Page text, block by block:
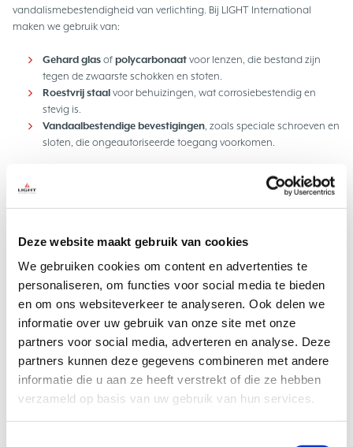
Deze website maakt gebruik van cookies
We gebruiken cookies om content en advertenties te
personaliseren, om functies voor social media te bieden
en om ons websiteverkeer te analyseren. Ook delen we
informatie over uw gebruik van onze site met onze
partners voor social media, adverteren en analyse. Deze
partners kunnen deze gegevens combineren met andere
informatie die u aan ze heeft verstrekt of die ze hebben
verzameld op basis van uw gebruik van hun services.
vandalismebestendigheid van verlichting. Bij LIGHT International
maken we gebruik van:
Gehard glas of polycarbonaat voor lenzen, die bestand zijn
tegen de zwaarste schokken en stoten.
Roestvrij staal voor behuizingen, wat corrosiebestendig en
stevig is.
Vandaalbestendige bevestigingen , zoals speciale schroeven en
sloten, die ongeautoriseerde toegang voorkomen.
Deze materiaalkeuzes zorgen voor een langere levensduur en
verminderen de frequentie van reparaties en vervangingen.
Integratie van slimme technologieën
Naast fysieke robuustheid, integreren we bij LIGHT International ook
Bewegingssensorendie verlichting activeren bij detectie van
beweging, wat ongewenst gedrag ontmoedigt.
Dimbare verlichtingdie zich aanpast aan de omgeving en het
tijdstip, wat energie bespaart en lichtvervuiling vermindert.